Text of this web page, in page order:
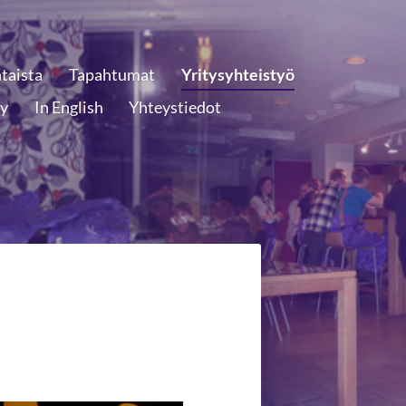
Tapahtumat
Yritysyhteistyö
In English Yhteystiedot